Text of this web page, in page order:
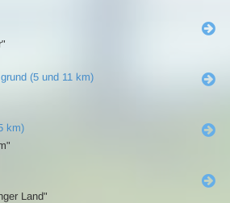
(5 und 11 km)
km)
Land"